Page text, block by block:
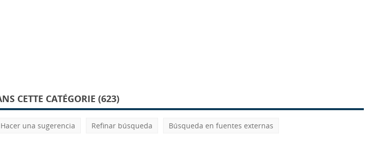
CETTE CATÉGORIE (623)
Hacer una sugerencia Refinar búsqueda Búsqueda en fuentes externas